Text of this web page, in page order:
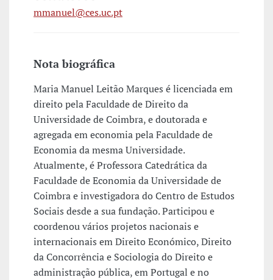
mmanuel@ces.uc.pt
Nota biográfica
Maria Manuel Leitão Marques é licenciada em
direito pela Faculdade de Direito da
Universidade de Coimbra, e doutorada e
agregada em economia pela Faculdade de
Economia da mesma Universidade.
Atualmente, é Professora Catedrática da
Faculdade de Economia da Universidade de
Coimbra e investigadora do Centro de Estudos
Sociais desde a sua fundação. Participou e
coordenou vários projetos nacionais e
internacionais em Direito Económico, Direito
da Concorrência e Sociologia do Direito e
administração pública, em Portugal e no